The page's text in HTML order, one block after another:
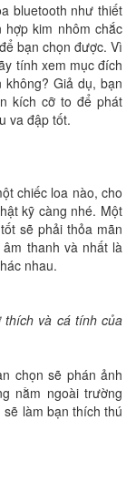
bluetooth như thiết
kim nhôm chắc
bạn chọn được. Vì
tính xem mục đích
Giả dụ, bạn
kích cỡ to để phát
va đập tốt.
chiếc loa nào, cho
kỹ càng nhé. Một
sẽ phải thỏa mãn
thanh và nhất là
nhau.
thích và cá tính của
chọn sẽ phán ảnh
nằm ngoài trường
làm bạn thích thú